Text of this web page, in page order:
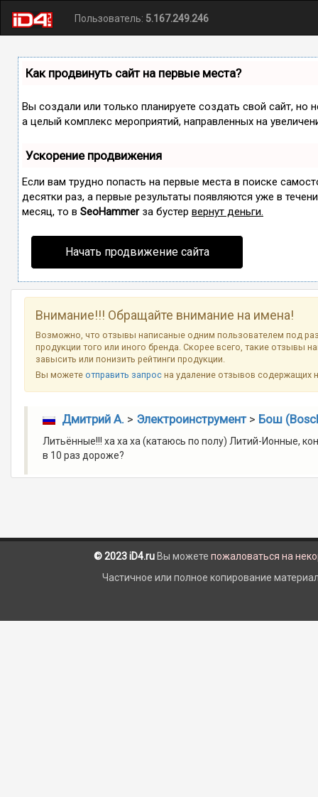
Пользователь: 5.167.249.246
Как продвинуть сайт на первые места?
Вы создали или только планируете создать свой сайт, но
а целый комплекс мероприятий, направленных на
Ускорение продвижения
Если вам трудно попасть на первые места в поиске
десятки раз, а первые результаты появляются уже в
месяц, то в SeoHammerза бустер вернут деньги.
Начать продвижение сайта
Внимание!!! Обращайте внимание на имена!
Возможно, что отзывы написаные одним пользователем под
продукции того или иного бренда. Скорее всего, такие отзывы
завысить или понизить рейтинги продукции.
Вы можетеотправить запрос на удаление отзывов
Дмитрий А. > Электроинструмент> Бош
Литьённые!!! ха ха ха (катаюсь по полу) Литий-Ионные,
в 10 раз дороже?
© 2023 iD4.ru Вы можете пожаловаться на
Частичное или полное копирование